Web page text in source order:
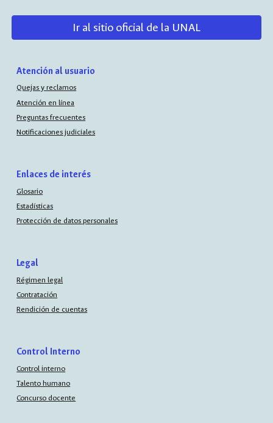
Ir al sitio oficial de la UNAL
Atención al usuario
Quejas y reclamos
Atención en línea
Preguntas frecuentes
Notificaciones judiciales
Enlaces de interés
Glosario
Estadísticas
Protección de datos personales
Legal
Régimen legal
Contratación
Rendición de cuentas
Control Interno
Control interno
Talento humano
Concurso docente